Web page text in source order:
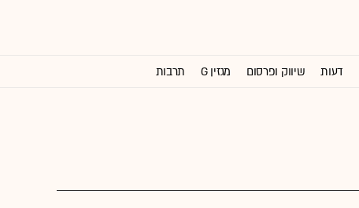
דעות שיווק ופרסום מגזין G תרבות